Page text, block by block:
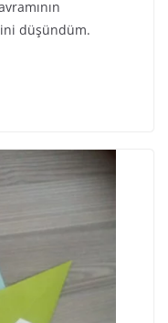
düşündüm.